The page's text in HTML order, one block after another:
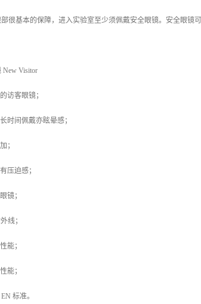
很基本的保障，进入实验室至少须佩戴安全眼镜。安全眼
New Visitor
访客眼镜；
时间佩戴亦眩晕感；
；
压迫感；
镜；
线；
能；
能；
标准。